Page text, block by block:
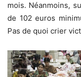
mois. Néanmoins,
de 102 euros
Pas de quoi crier